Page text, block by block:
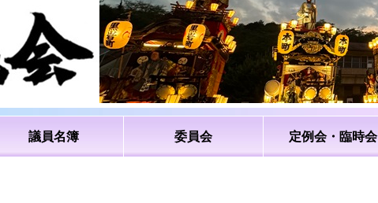
議員名簿 委員会 定例会・臨時会